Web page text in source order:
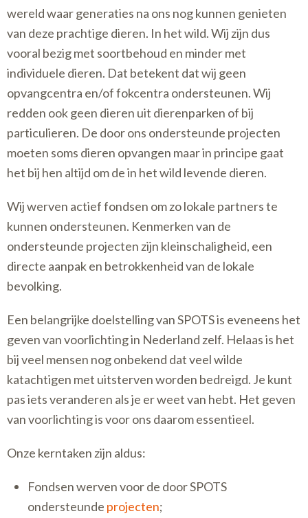
wereld waar generaties na ons nog kunnen genieten
van deze prachtige dieren. In het wild. Wij zijn dus
vooral bezig met soortbehoud en minder met
individuele dieren. Dat betekent dat wij geen
opvangcentra en/of fokcentra ondersteunen. Wij
redden ook geen dieren uit dierenparken of bij
particulieren. De door ons ondersteunde projecten
moeten soms dieren opvangen maar in principe gaat
het bij hen altijd om de in het wild levende dieren.
Wij werven actief fondsen om zo lokale partners te
kunnen ondersteunen. Kenmerken van de
ondersteunde projecten zijn kleinschaligheid, een
directe aanpak en betrokkenheid van de lokale
bevolking.
Een belangrijke doelstelling van SPOTS is eveneens het
geven van voorlichting in Nederland zelf. Helaas is het
bij veel mensen nog onbekend dat veel wilde
katachtigen met uitsterven worden bedreigd. Je kunt
pas iets veranderen als je er weet van hebt. Het geven
van voorlichting is voor ons daarom essentieel.
Onze kerntaken zijn aldus:
Fondsen werven voor de door SPOTS
ondersteunde projecten;